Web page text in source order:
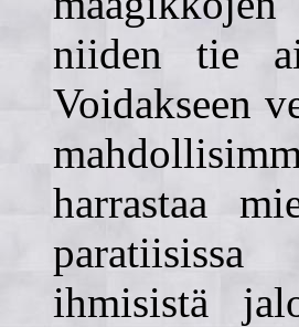
niiden tie
Voidakseen
harrastaa
ihmisistä